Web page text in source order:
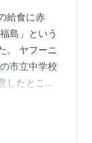
給食に赤
島」という
。 ヤフーニ
市立中学校
したとこ
理済みの
ょ、学校